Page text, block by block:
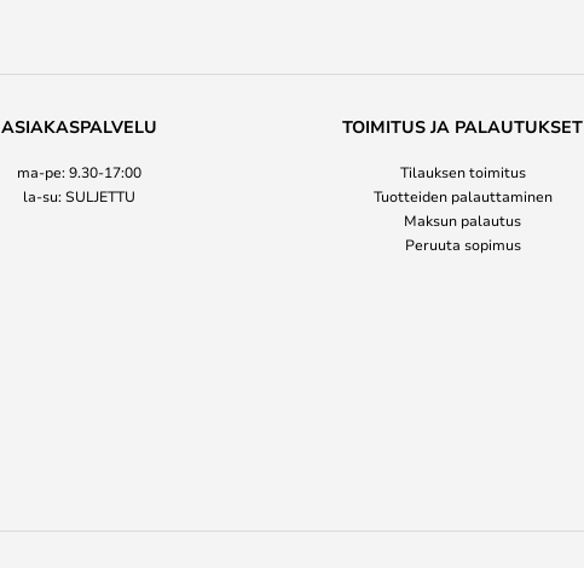
ASIAKASPALVELU
ma-pe: 9.30-17:00
la-su: SULJETTU
TOIMITUS JA PALAUTUKSET
Tilauksen toimitus
Tuotteiden palauttaminen
Maksun palautus
Peruuta sopimus